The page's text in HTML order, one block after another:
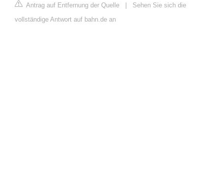
Antrag auf Entfernung der Quelle | Sehen Sie sich die
vollständige Antwort auf bahn.de an